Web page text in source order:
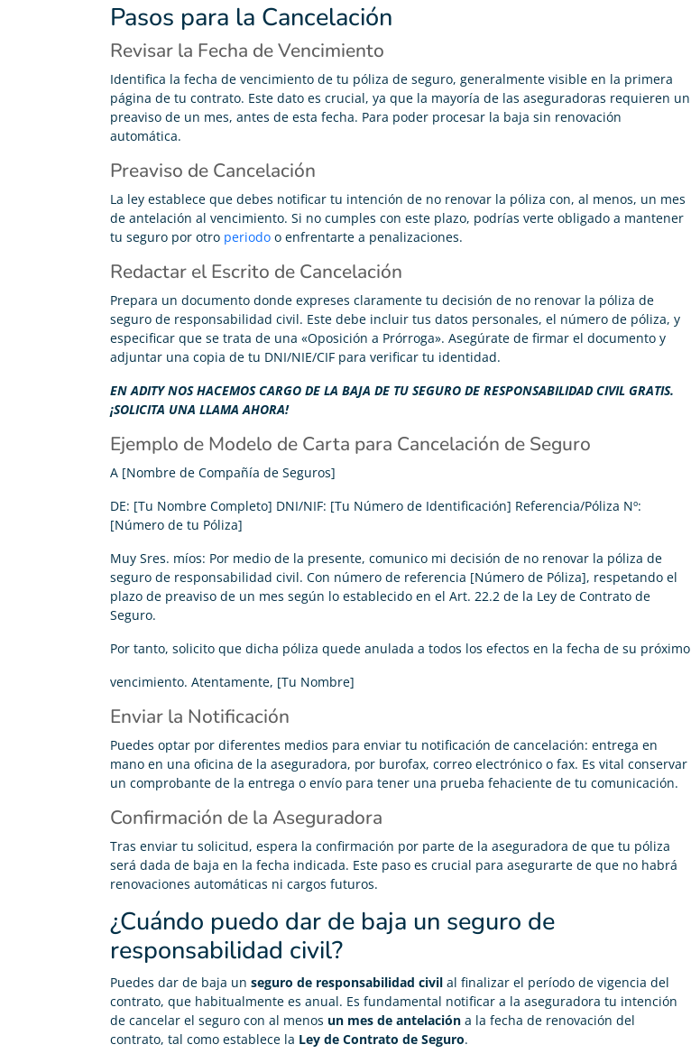
Pasos para la Cancelación
Revisar la Fecha de Vencimiento
Identifica la fecha de vencimiento de tu póliza de seguro, generalmente visible en la primera
página de tu contrato. Este dato es crucial, ya que la mayoría de las aseguradoras requieren un
preaviso de un mes, antes de esta fecha. Para poder procesar la baja sin renovación
automática.
Preaviso de Cancelación
La ley establece que debes notificar tu intención de no renovar la póliza con, al menos, un mes
de antelación al vencimiento. Si no cumples con este plazo, podrías verte obligado a mantener
tu seguro por otro periodo o enfrentarte a penalizaciones.
Redactar el Escrito de Cancelación
Prepara un documento donde expreses claramente tu decisión de no renovar la póliza de
seguro de responsabilidad civil. Este debe incluir tus datos personales, el número de póliza, y
especificar que se trata de una «Oposición a Prórroga». Asegúrate de firmar el documento y
adjuntar una copia de tu DNI/NIE/CIF para verificar tu identidad.
EN ADITY NOS HACEMOS CARGO DE LA BAJA DE TU SEGURO DE RESPONSABILIDAD CIVIL GRATIS.
¡SOLICITA UNA LLAMA AHORA!
Ejemplo de Modelo de Carta para Cancelación de Seguro
A [Nombre de Compañía de Seguros]
DE: [Tu Nombre Completo] DNI/NIF: [Tu Número de Identificación] Referencia/Póliza Nº:
[Número de tu Póliza]
Muy Sres. míos: Por medio de la presente, comunico mi decisión de no renovar la póliza de
seguro de responsabilidad civil. Con número de referencia [Número de Póliza], respetando el
plazo de preaviso de un mes según lo establecido en el Art. 22.2 de la Ley de Contrato de
Seguro.
Por tanto, solicito que dicha póliza quede anulada a todos los efectos en la fecha de su próximo
vencimiento. Atentamente, [Tu Nombre]
Enviar la Notificación
Puedes optar por diferentes medios para enviar tu notificación de cancelación: entrega en
mano en una oficina de la aseguradora, por burofax, correo electrónico o fax. Es vital conservar
un comprobante de la entrega o envío para tener una prueba fehaciente de tu comunicación.
Confirmación de la Aseguradora
Tras enviar tu solicitud, espera la confirmación por parte de la aseguradora de que tu póliza
será dada de baja en la fecha indicada. Este paso es crucial para asegurarte de que no habrá
renovaciones automáticas ni cargos futuros.
¿Cuándo puedo dar de baja un seguro de
responsabilidad civil?
Puedes dar de baja un seguro de responsabilidad civil al finalizar el período de vigencia del
contrato, que habitualmente es anual. Es fundamental notificar a la aseguradora tu intención
de cancelar el seguro con al menos un mes de antelación a la fecha de renovación del
contrato, tal como establece la Ley de Contrato de Seguro.